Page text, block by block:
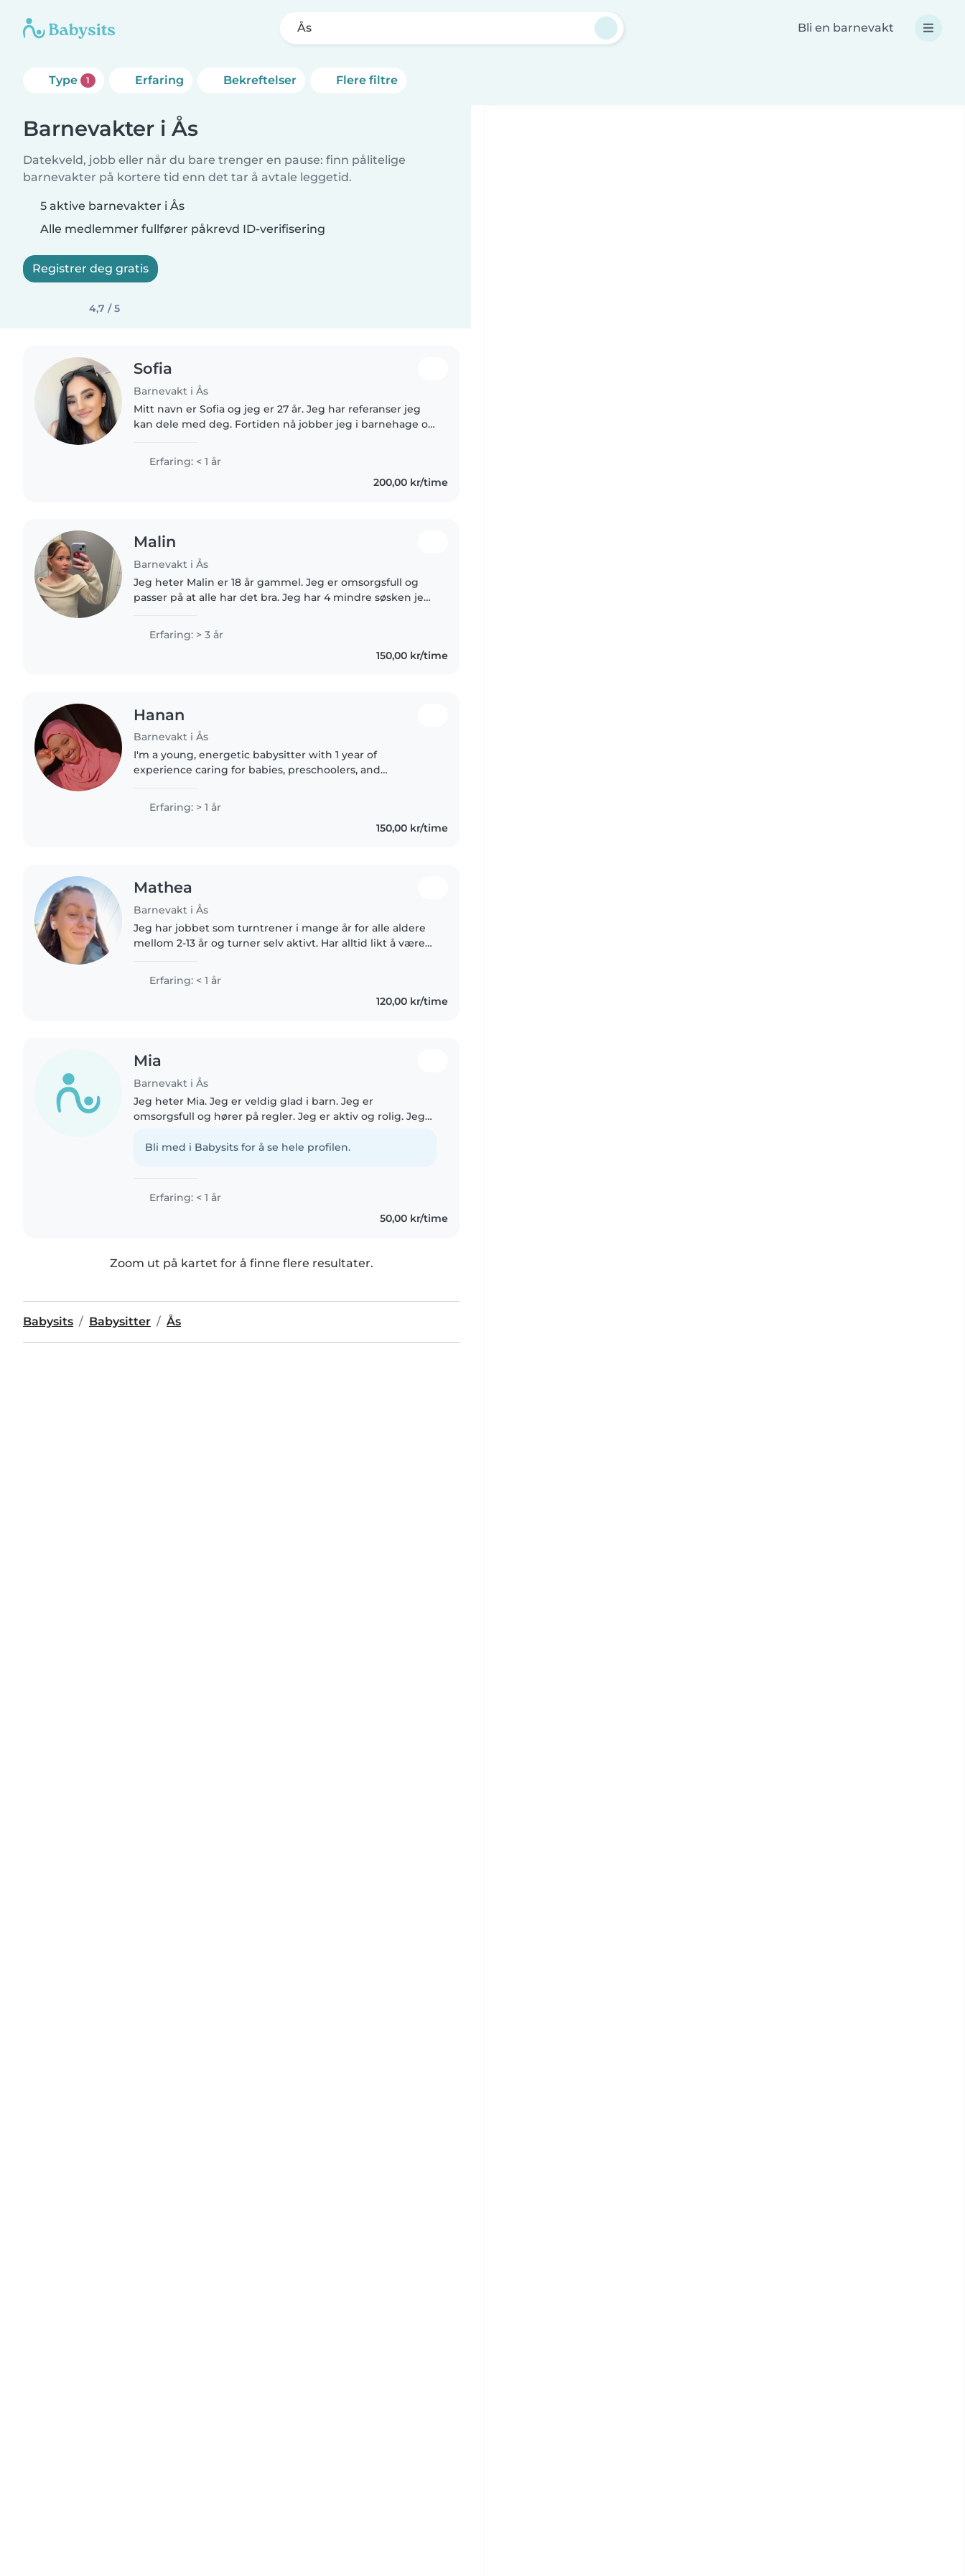
Ås Bli en barnevakt
Type 1 Erfaring Bekreftelser Flere filtre
Barnevakter i Ås
Datekveld, jobb eller når du bare trenger en pause: finn pålitelige
barnevakter på kortere tid enn det tar å avtale leggetid.
5 aktive barnevakter i Ås
Alle medlemmer fullfører påkrevd ID-verifisering
Registrer deg gratis
4,7 / 5
Sofia
Barnevakt i Ås
Mitt navn er Sofia og jeg er 27 år. Jeg har referanser jeg
kan dele med deg. Fortiden nå jobber jeg i barnehage og
trives veldig..
Erfaring: < 1 år
200,00 kr/time
Malin
Barnevakt i Ås
Jeg heter Malin er 18 år gammel. Jeg er omsorgsfull og
passer på at alle har det bra. Jeg har 4 mindre søsken jeg
Erfaring: > 3 år
150,00 kr/time
Hanan
Barnevakt i Ås
I'm a young, energetic babysitter with 1 year of
experience caring for babies, preschoolers, and
the language. I'm fluent in English,..
Erfaring: > 1 år
150,00 kr/time
Mathea
Barnevakt i Ås
Jeg har jobbet som turntrener i mange år for alle aldere
mellom 2-13 år og turner selv aktivt. Har alltid likt å være
på vg2...
Erfaring: < 1 år
120,00 kr/time
Mia
Barnevakt i Ås
Jeg heter Mia. Jeg er veldig glad i barn. Jeg er
omsorgsfull og hører på regler. Jeg er aktiv og rolig. Jeg
timeplan og kan..
Bli med i Babysits for å se hele profilen.
Erfaring: < 1 år
50,00 kr/time
Zoom ut på kartet for å finne flere resultater.
Babysits Babysitter Ås